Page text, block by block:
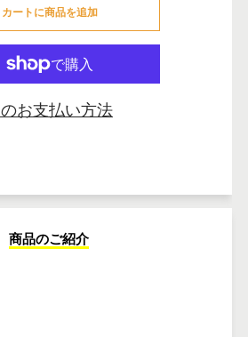
カートに商品を追加
お支払い方法
商品のご紹介